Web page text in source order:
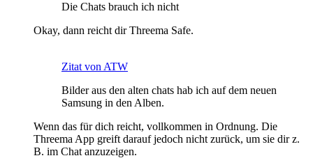
Die Chats brauch ich nicht
Okay, dann reicht dir Threema Safe.
Zitat von ATW
Bilder aus den alten chats hab ich auf dem neuen
Samsung in den Alben.
Wenn das für dich reicht, vollkommen in Ordnung. Die
Threema App greift darauf jedoch nicht zurück, um sie dir z.
B. im Chat anzuzeigen.